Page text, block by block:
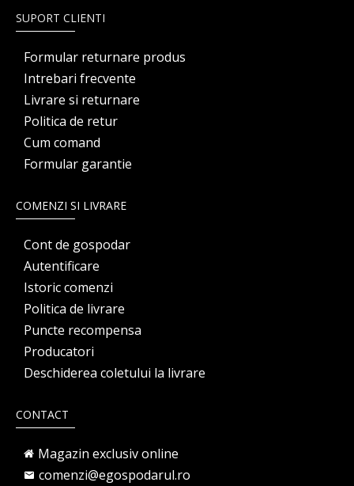
SUPORT CLIENTI
Formular returnare produs
Intrebari frecvente
Livrare si returnare
Politica de retur
Cum comand
Formular garantie
COMENZI SI LIVRARE
Cont de gospodar
Autentificare
Istoric comenzi
Politica de livrare
Puncte recompensa
Producatori
Deschiderea coletului la livrare
CONTACT
Magazin exclusiv online
comenzi@egospodarul.ro